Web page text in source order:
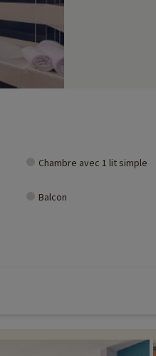
Chambre avec 1 lit simple
Balcon